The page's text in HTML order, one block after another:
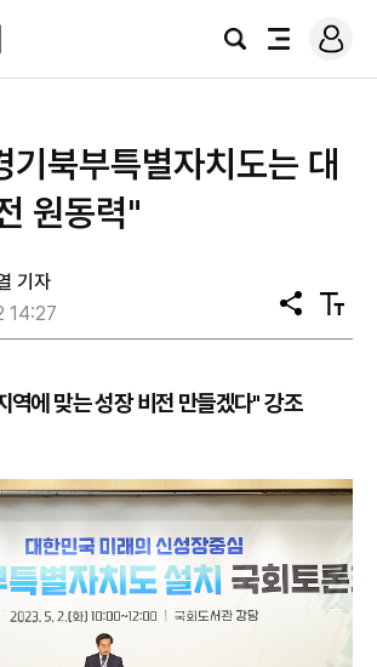
검
전
로
그
기북부특별자치도는 대
원동력"
기자
14:27
공
유
텍
스
역에 맞는 성장 비전 만들겠다" 강조